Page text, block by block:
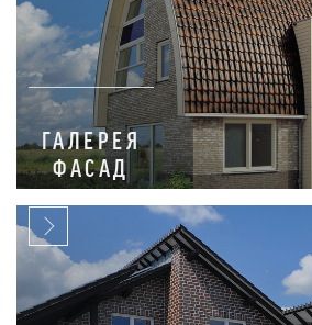
ГАЛЕРЕЯ
ФАСАД